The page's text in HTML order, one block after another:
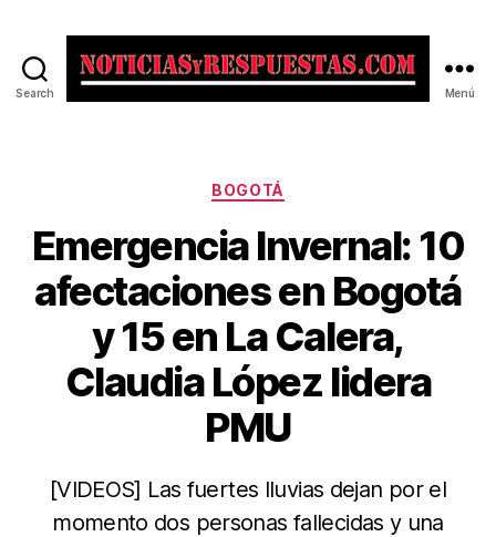
Search Menú
Categorías
BOGOTÁ
Emergencia Invernal: 10
afectaciones en Bogotá
y 15 en La Calera,
Claudia López lidera
PMU
[VIDEOS] Las fuertes lluvias dejan por el
momento dos personas fallecidas y una